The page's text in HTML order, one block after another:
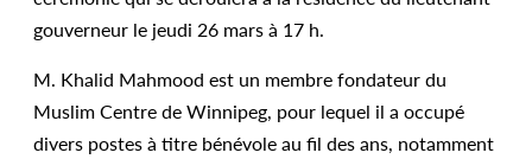
gouverneur le jeudi 26 mars à 17 h.
M. Khalid Mahmood est un membre fondateur du
Muslim Centre de Winnipeg, pour lequel il a occupé
divers postes à titre bénévole au fil des ans, notamment